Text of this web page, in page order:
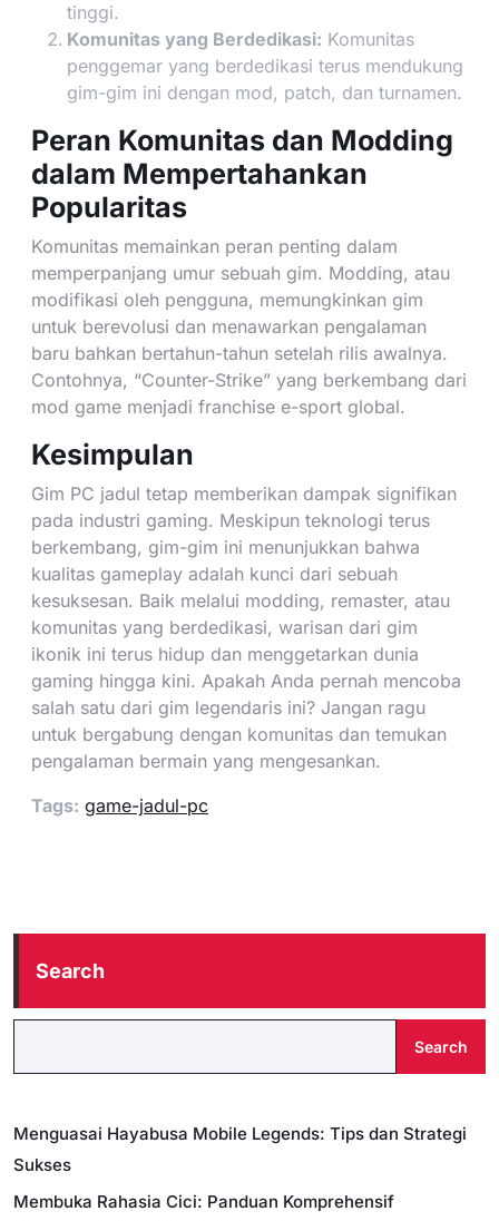
tinggi.
Komunitas yang Berdedikasi: Komunitas
penggemar yang berdedikasi terus mendukung
gim-gim ini dengan mod, patch, dan turnamen.
Peran Komunitas dan Modding
dalam Mempertahankan
Popularitas
Komunitas memainkan peran penting dalam
memperpanjang umur sebuah gim. Modding, atau
modifikasi oleh pengguna, memungkinkan gim
untuk berevolusi dan menawarkan pengalaman
baru bahkan bertahun-tahun setelah rilis awalnya.
Contohnya, “Counter-Strike” yang berkembang dari
mod game menjadi franchise e-sport global.
Kesimpulan
Gim PC jadul tetap memberikan dampak signifikan
pada industri gaming. Meskipun teknologi terus
berkembang, gim-gim ini menunjukkan bahwa
kualitas gameplay adalah kunci dari sebuah
kesuksesan. Baik melalui modding, remaster, atau
komunitas yang berdedikasi, warisan dari gim
ikonik ini terus hidup dan menggetarkan dunia
gaming hingga kini. Apakah Anda pernah mencoba
salah satu dari gim legendaris ini? Jangan ragu
untuk bergabung dengan komunitas dan temukan
pengalaman bermain yang mengesankan.
Tags: game-jadul-pc
Search
Search
Menguasai Hayabusa Mobile Legends: Tips dan Strategi
Sukses
Membuka Rahasia Cici: Panduan Komprehensif